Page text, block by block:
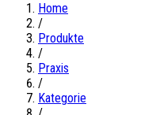
Home
/
Produkte
/
Praxis
/
Kategorie